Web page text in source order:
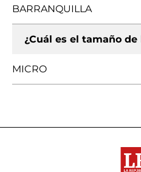
BARRANQUILLA
¿Cuál es el tamaño de
MICRO